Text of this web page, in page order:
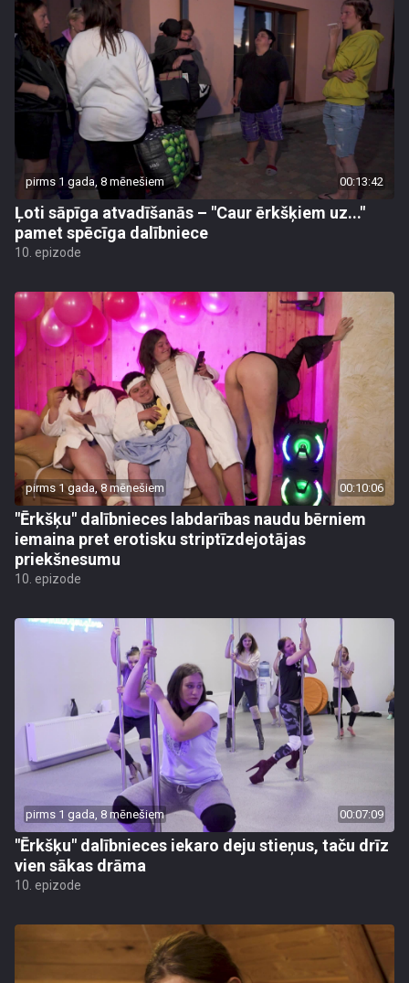
pirms 1 gada, 8 mēnešiem 00:13:42
Ļoti sāpīga atvadīšanās – "Caur ērkšķiem uz..."
pamet spēcīga dalībniece
10. epizode
pirms 1 gada, 8 mēnešiem 00:10:06
"Ērkšķu" dalībnieces labdarības naudu bērniem
iemaina pret erotisku striptīzdejotājas
priekšnesumu
10. epizode
pirms 1 gada, 8 mēnešiem 00:07:09
"Ērkšķu" dalībnieces iekaro deju stieņus, taču drīz
vien sākas drāma
10. epizode